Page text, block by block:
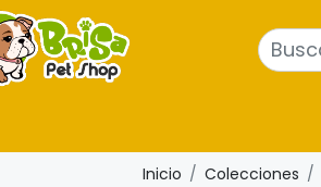
Inicio Colecciones